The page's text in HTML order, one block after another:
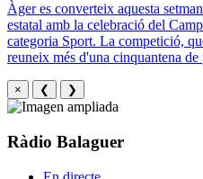
Àger es converteix aquesta
estatal amb la celebració del
categoria Sport. La competició,
reuneix més d'una cinquantena
× ❮ ❯
Ràdio Balaguer